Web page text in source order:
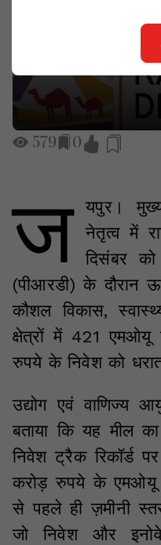
579 0
ज
यपुर।
नेतृत्व में
दिसंबर को
(पीआरडी) के दौरान
कौशल विकास,
क्षेत्रों में 421
रुपये के निवेश को
उद्योग एवं
बताया कि यह मील
निवेश ट्रैक रिकॉर्ड
करोड़ रुपये के एमओयू
से पहले ही ज़मीनी
जो निवेश और